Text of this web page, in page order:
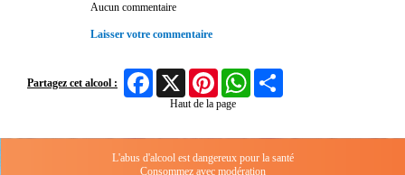
Aucun commentaire
Laisser votre commentaire
Partagez cet alcool :
FacebookX Pinterest WhatsApp
Haut de la page
L'abus d'alcool est dangereux pour la santé
Consommez avec modération